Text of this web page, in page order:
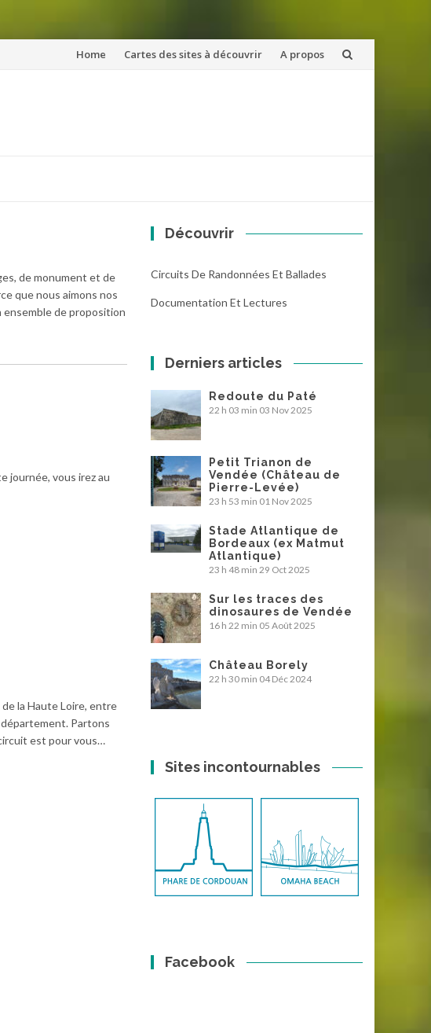
Aller
Home Cartes des sites à découvrir A propos
de monument et de
que nous aimons nos
de proposition
journée, vous irez au
la Haute Loire, entre
Partons
est pour vous…
Découvrir
Circuits De Randonnées Et Ballades
Documentation Et Lectures
Derniers articles
Redoute du Paté
22 h 03 min 03 Nov 2025
Petit Trianon de
Vendée (Château de
Pierre-Levée)
23 h 53 min 01 Nov 2025
Stade Atlantique de
Bordeaux (ex Matmut
Atlantique)
23 h 48 min 29 Oct 2025
Sur les traces des
dinosaures de Vendée
16 h 22 min 05 Août 2025
Château Borely
22 h 30 min 04 Déc 2024
Sites incontournables
Facebook